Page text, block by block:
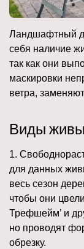
Ландшафтный
себя наличие
так как они
маскировки
ветра,
Виды
1.
для данных
весь сезон
чтобы они
Трефшейм’ и
но проводят
обрезку.